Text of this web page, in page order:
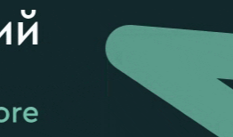
Інструктора районного ТЦК на Закарпатті